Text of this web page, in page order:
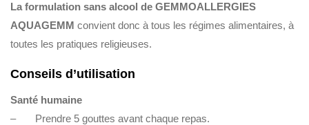
La formulation sans alcool de GEMMOALLERGIES
AQUAGEMM convient donc à tous les régimes alimentaires, à
toutes les pratiques religieuses.
Conseils d’utilisation
Santé humaine
– Prendre 5 gouttes avant chaque repas.